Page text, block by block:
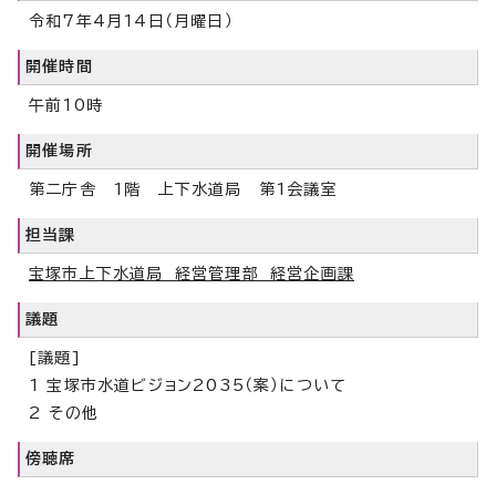
令和7年4月14日（月曜日）
開催時間
午前10時
開催場所
第二庁舎 1階 上下水道局 第1会議室
担当課
宝塚市上下水道局 経営管理部 経営企画課
議題
[議題]
1 宝塚市水道ビジョン2035（案）について
2 その他
傍聴席